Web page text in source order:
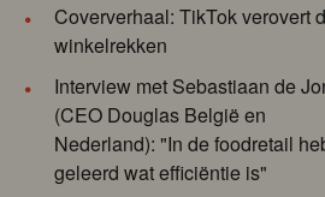
Coververhaal: TikTok verovert
winkelrekken
Interview met Sebastiaan de
(CEO Douglas België en
Nederland): "In de foodretail
geleerd wat efficiëntie is"